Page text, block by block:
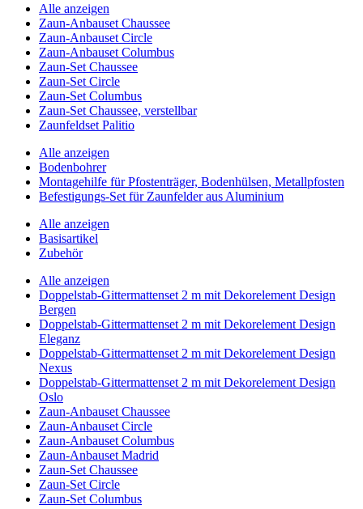
Alle anzeigen
Zaun-Anbauset Chaussee
Zaun-Anbauset Circle
Zaun-Anbauset Columbus
Zaun-Set Chaussee
Zaun-Set Circle
Zaun-Set Columbus
Zaun-Set Chaussee, verstellbar
Zaunfeldset Palitio
Alle anzeigen
Bodenbohrer
Montagehilfe für Pfostenträger, Bodenhülsen, Metallpfosten
Befestigungs-Set für Zaunfelder aus Aluminium
Alle anzeigen
Basisartikel
Zubehör
Alle anzeigen
Doppelstab-Gittermattenset 2 m mit Dekorelement Design
Bergen
Doppelstab-Gittermattenset 2 m mit Dekorelement Design
Eleganz
Doppelstab-Gittermattenset 2 m mit Dekorelement Design
Nexus
Doppelstab-Gittermattenset 2 m mit Dekorelement Design
Oslo
Zaun-Anbauset Chaussee
Zaun-Anbauset Circle
Zaun-Anbauset Columbus
Zaun-Anbauset Madrid
Zaun-Set Chaussee
Zaun-Set Circle
Zaun-Set Columbus